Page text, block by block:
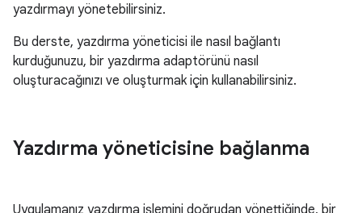
yazdırmayı yönetebilirsiniz.
Bu derste, yazdırma yöneticisi ile nasıl bağlantı
kurduğunuzu, bir yazdırma adaptörünü nasıl
oluşturacağınızı ve oluşturmak için kullanabilirsiniz.
Yazdırma yöneticisine bağlanma
Uygulamanız yazdırma işlemini doğrudan yönettiğinde, bir